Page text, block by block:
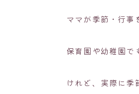
ママが季節・行
保育園や幼稚園で
けれど、実際に